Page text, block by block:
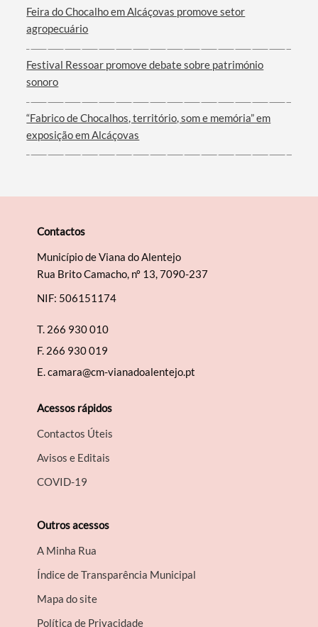
Feira do Chocalho em Alcáçovas promove setor
agropecuário
Festival Ressoar promove debate sobre património
sonoro
“Fabrico de Chocalhos, território, som e memória” em
exposição em Alcáçovas
Contactos
Município de Viana do Alentejo
Rua Brito Camacho, nº 13, 7090-237
NIF: 506151174
T. 266 930 010
F. 266 930 019
E.camara@cm-vianadoalentejo.pt
Acessos rápidos
Contactos Úteis
Avisos e Editais
COVID-19
Outros acessos
A Minha Rua
Índice de Transparência Municipal
Mapa do site
Política de Privacidade